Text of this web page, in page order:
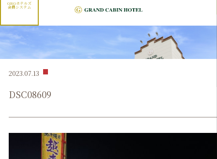
GRGホテルズ
会員システム
2023.07.13
DSC08609